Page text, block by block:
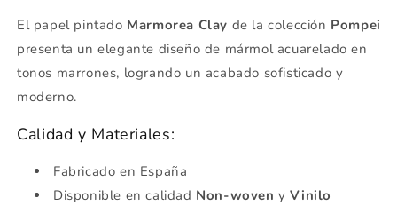
El papel pintado Marmorea Clay de la colección Pompei
presenta un elegante diseño de mármol acuarelado en
tonos marrones, logrando un acabado sofisticado y
moderno.
Calidad y Materiales:
Fabricado en España
Disponible en calidad Non-woven yVinilo